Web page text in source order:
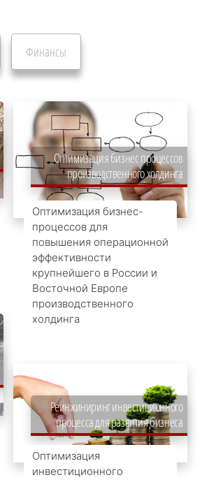
Финансы
Оптимизация бизнес процессов
производственного холдинга
Оптимизация бизнес-
процессов для
повышения операционной
эффективности
крупнейшего в России и
Восточной Европе
производственного
холдинга
Реинжиниринг инвестиционного
процесса для развития бизнеса
Оптимизация
инвестиционного